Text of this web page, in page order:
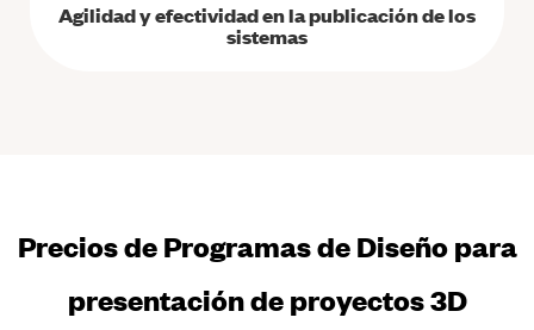
Agilidad y efectividad en la publicación de los
sistemas
Precios de Programas de Diseño para
presentación de proyectos 3D